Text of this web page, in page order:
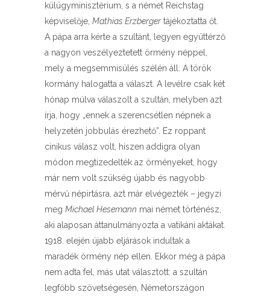
külügyminisztérium, s a német Reichstag
képviselője, Mathias Erzberger tájékoztatta őt.
A pápa arra kérte a szultánt, legyen együttérző
a nagyon veszélyeztetett örmény néppel,
mely a megsemmisülés szélén áll. A török
kormány halogatta a választ. A levélre csak két
hónap múlva válaszolt a szultán, melyben azt
írja, hogy „ennek a szerencsétlen népnek a
helyzetén jobbulás érezhető”. Ez roppant
cinikus válasz volt, hiszen addigra olyan
módon megtizedelték az örményeket, hogy
már nem volt szükség újabb és nagyobb
mérvű népirtásra, azt már elvégezték – jegyzi
meg Michael Hesemann mai német történész,
aki alaposan áttanulmányozta a vatikáni aktákat.
1918. elején újabb eljárások indultak a
maradék örmény nép ellen. Ekkor még a pápa
nem adta fel, más utat választott: a szultán
legfőbb szövetségesén, Németországon